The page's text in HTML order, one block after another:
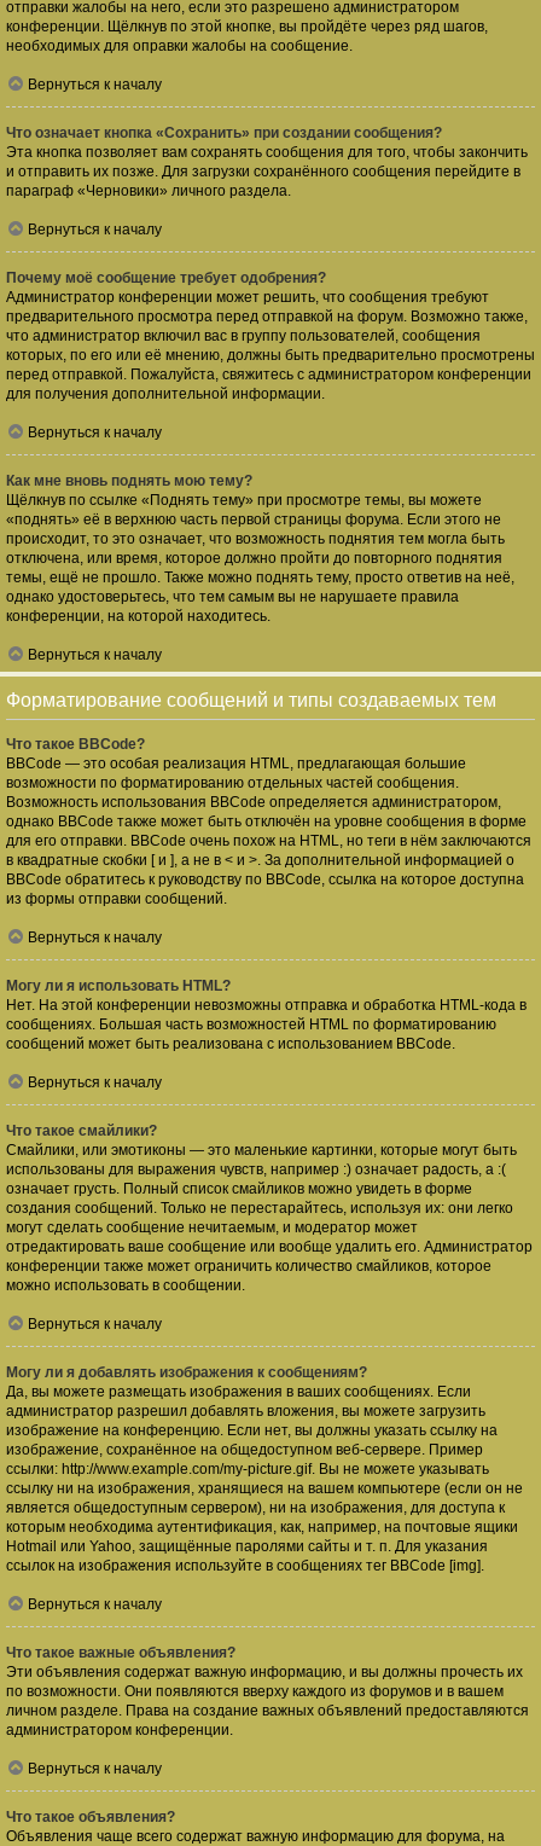
отправки жалобы на него, если это разрешено администратором
конференции. Щёлкнув по этой кнопке, вы пройдёте через ряд шагов,
необходимых для оправки жалобы на сообщение.
Вернуться к началу
Что означает кнопка «Сохранить» при создании сообщения?
Эта кнопка позволяет вам сохранять сообщения для того, чтобы закончить
и отправить их позже. Для загрузки сохранённого сообщения перейдите в
параграф «Черновики» личного раздела.
Вернуться к началу
Почему моё сообщение требует одобрения?
Администратор конференции может решить, что сообщения требуют
предварительного просмотра перед отправкой на форум. Возможно также,
что администратор включил вас в группу пользователей, сообщения
которых, по его или её мнению, должны быть предварительно просмотрены
перед отправкой. Пожалуйста, свяжитесь с администратором конференции
для получения дополнительной информации.
Вернуться к началу
Как мне вновь поднять мою тему?
Щёлкнув по ссылке «Поднять тему» при просмотре темы, вы можете
«поднять» её в верхнюю часть первой страницы форума. Если этого не
происходит, то это означает, что возможность поднятия тем могла быть
отключена, или время, которое должно пройти до повторного поднятия
темы, ещё не прошло. Также можно поднять тему, просто ответив на неё,
однако удостоверьтесь, что тем самым вы не нарушаете правила
конференции, на которой находитесь.
Вернуться к началу
Форматирование сообщений и типы создаваемых тем
Что такое BBCode?
BBCode — это особая реализация HTML, предлагающая большие
возможности по форматированию отдельных частей сообщения.
Возможность использования BBCode определяется администратором,
однако BBCode также может быть отключён на уровне сообщения в форме
для его отправки. BBCode очень похож на HTML, но теги в нём заключаются
в квадратные скобки [ и ], а не в < и >. За дополнительной информацией о
BBCode обратитесь к руководству по BBCode, ссылка на которое доступна
из формы отправки сообщений.
Вернуться к началу
Могу ли я использовать HTML?
Нет. На этой конференции невозможны отправка и обработка HTML-кода в
сообщениях. Большая часть возможностей HTML по форматированию
сообщений может быть реализована с использованием BBCode.
Вернуться к началу
Что такое смайлики?
Смайлики, или эмотиконы — это маленькие картинки, которые могут быть
использованы для выражения чувств, например :) означает радость, а :(
означает грусть. Полный список смайликов можно увидеть в форме
создания сообщений. Только не перестарайтесь, используя их: они легко
могут сделать сообщение нечитаемым, и модератор может
отредактировать ваше сообщение или вообще удалить его. Администратор
конференции также может ограничить количество смайликов, которое
можно использовать в сообщении.
Вернуться к началу
Могу ли я добавлять изображения к сообщениям?
Да, вы можете размещать изображения в ваших сообщениях. Если
администратор разрешил добавлять вложения, вы можете загрузить
изображение на конференцию. Если нет, вы должны указать ссылку на
изображение, сохранённое на общедоступном веб-сервере. Пример
ссылки: http://www.example.com/my-picture.gif. Вы не можете указывать
ссылку ни на изображения, хранящиеся на вашем компьютере (если он не
является общедоступным сервером), ни на изображения, для доступа к
которым необходима аутентификация, как, например, на почтовые ящики
Hotmail или Yahoo, защищённые паролями сайты и т. п. Для указания
ссылок на изображения используйте в сообщениях тег BBCode [img].
Вернуться к началу
Что такое важные объявления?
Эти объявления содержат важную информацию, и вы должны прочесть их
по возможности. Они появляются вверху каждого из форумов и в вашем
личном разделе. Права на создание важных объявлений предоставляются
администратором конференции.
Вернуться к началу
Что такое объявления?
Объявления чаще всего содержат важную информацию для форума, на